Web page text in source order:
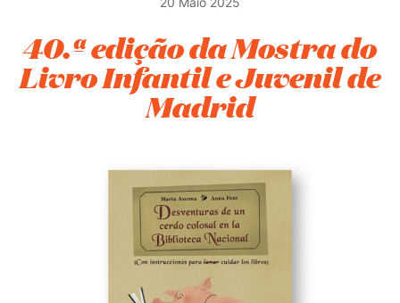
40.ª edição da Mostra do
Livro Infantil e Juvenil de
Madrid